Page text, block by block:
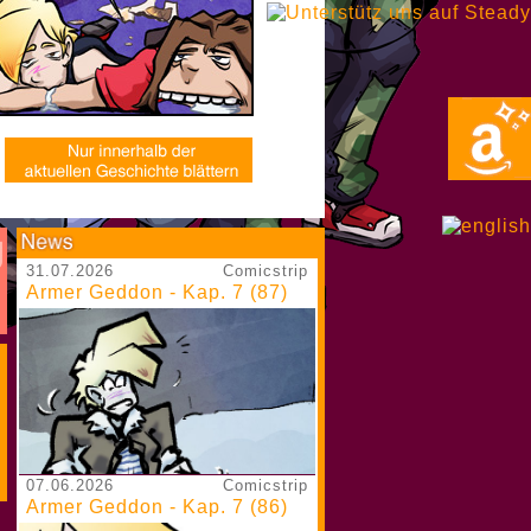
31.07.2026 Comicstrip
Armer Geddon - Kap. 7 (87)
07.06.2026 Comicstrip
Armer Geddon - Kap. 7 (86)